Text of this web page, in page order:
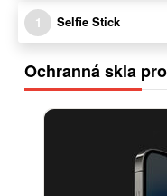
1 Selfie Stick
Ochranná skla